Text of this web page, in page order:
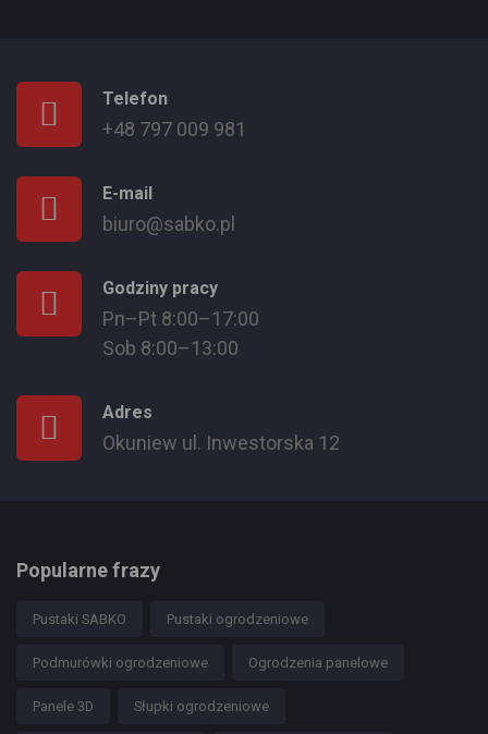
Telefon
+48 797 009 981
E-mail
biuro@sabko.pl
Godziny pracy
Pn–Pt 8:00–17:00
Sob 8:00–13:00
Adres
Okuniew ul. Inwestorska 12
Popularne frazy
Pustaki SABKO Pustaki ogrodzeniowe
Podmurówki ogrodzeniowe Ogrodzenia panelowe
Panele 3D Słupki ogrodzeniowe